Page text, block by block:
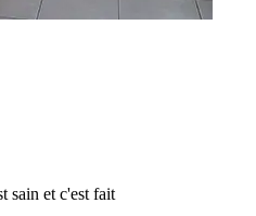
sain et c'est fait